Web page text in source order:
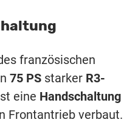
französischen
75 PS starker R3-
eine Handschaltung
Frontantrieb verbaut.